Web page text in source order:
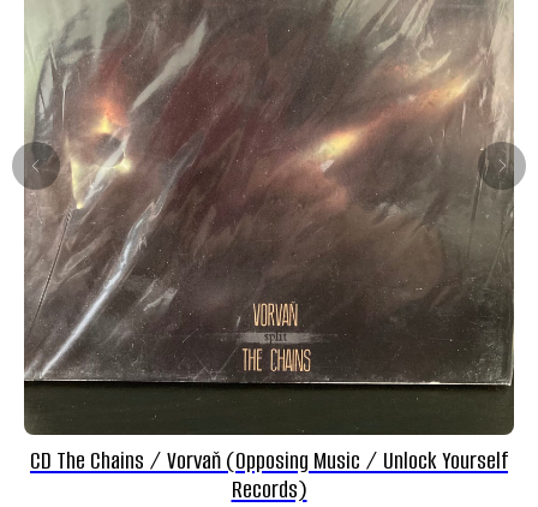
CD The Chains / Vorvaň (Opposing Music / Unlock Yourself
Records)
Винил CD
Панк-рок магазин